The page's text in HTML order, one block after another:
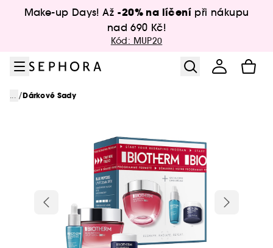
Přejít na hlavní obsah
Make-up Days! Až -20% na líčení při nákupu
nad 690 Kč!
Kód: MUP20
... /Dárkové Sady